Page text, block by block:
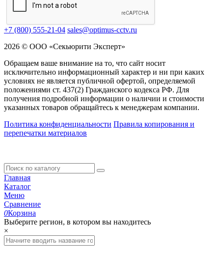
+7 (800) 555-21-04 sales@optimus-cctv.ru
2026 © ООО «Секьюрити Эксперт»
Обращаем ваше внимание на то, что сайт носит
исключительно информационный характер и ни при каких
условиях не является публичной офертой, определяемой
положениями ст. 437(2) Гражданского кодекса РФ. Для
получения подробной информации о наличии и стоимости
указанных товаров обращайтесь к менеджерам компании.
Политика конфиденциальности Правила копирования и
перепечатки материалов
Главная
Каталог
Меню
Сравнение
0Корзина
Выберите регион, в котором вы находитесь
×